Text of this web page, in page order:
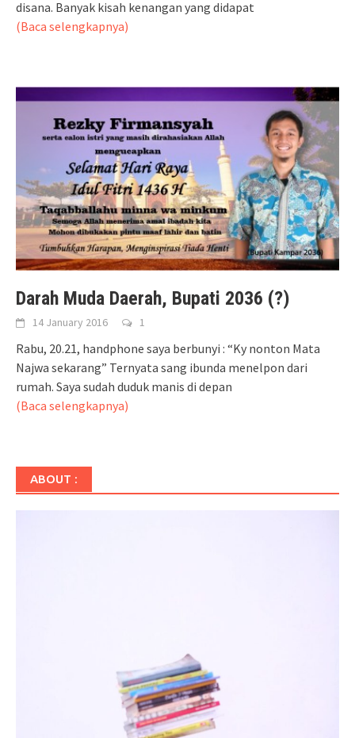
disana. Banyak kisah kenangan yang didapat
(Baca selengkapnya)
Darah Muda Daerah, Bupati 2036 (?)
14 January 2016 1
Rabu, 20.21, handphone saya berbunyi : “Ky nonton Mata
Najwa sekarang” Ternyata sang ibunda menelpon dari
rumah. Saya sudah duduk manis di depan
(Baca selengkapnya)
ABOUT :